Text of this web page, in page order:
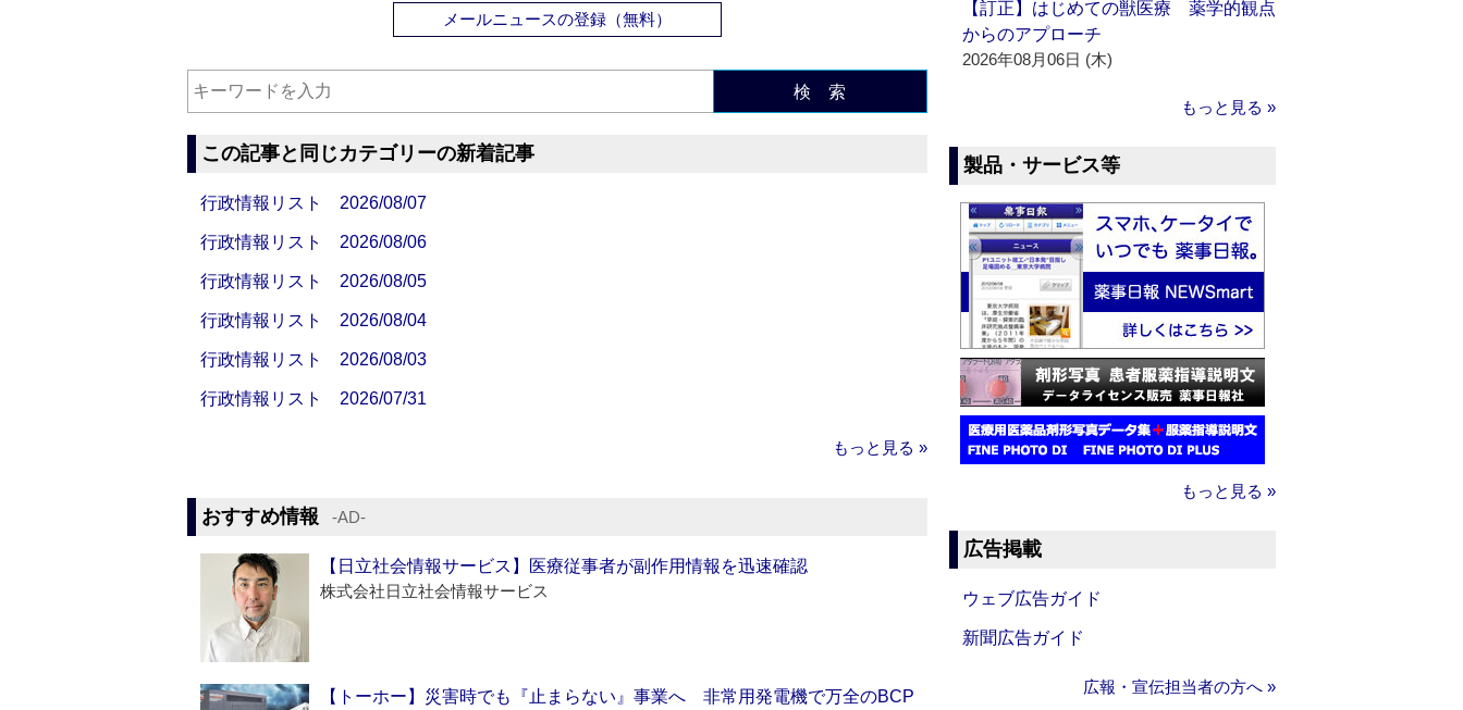
メールニュースの登録（無料）
検 索
この記事と同じカテゴリーの新着記事
行政情報リスト 2026/08/07
行政情報リスト 2026/08/06
行政情報リスト 2026/08/05
行政情報リスト 2026/08/04
行政情報リスト 2026/08/03
行政情報リスト 2026/07/31
もっと見る »
おすすめ情報 ‐AD‐
【日立社会情報サービス】医療従事者が副作用情報を迅速確認
株式会社日立社会情報サービス
【トーホー】災害時でも『止まらない』事業へ 非常用発電機で万全のBCP
【訂正】はじめての獣医療 薬学的観点
からのアプローチ
2026年08月06日 (木)
もっと見る »
製品・サービス等
もっと見る »
広告掲載
ウェブ広告ガイド
新聞広告ガイド
広報・宣伝担当者の方へ »